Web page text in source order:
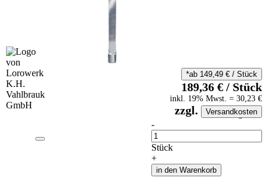
auf Anfrageliste
-
Anzahl
Stück
+
in den Warenkorb
*ab 149,49 €/ Stück
189,36 €/ Stück
inkl. 19% Mwst. = 30,23 €
zzgl. Versandkosten